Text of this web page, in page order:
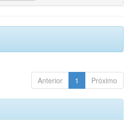
Anterior 1 Próximo